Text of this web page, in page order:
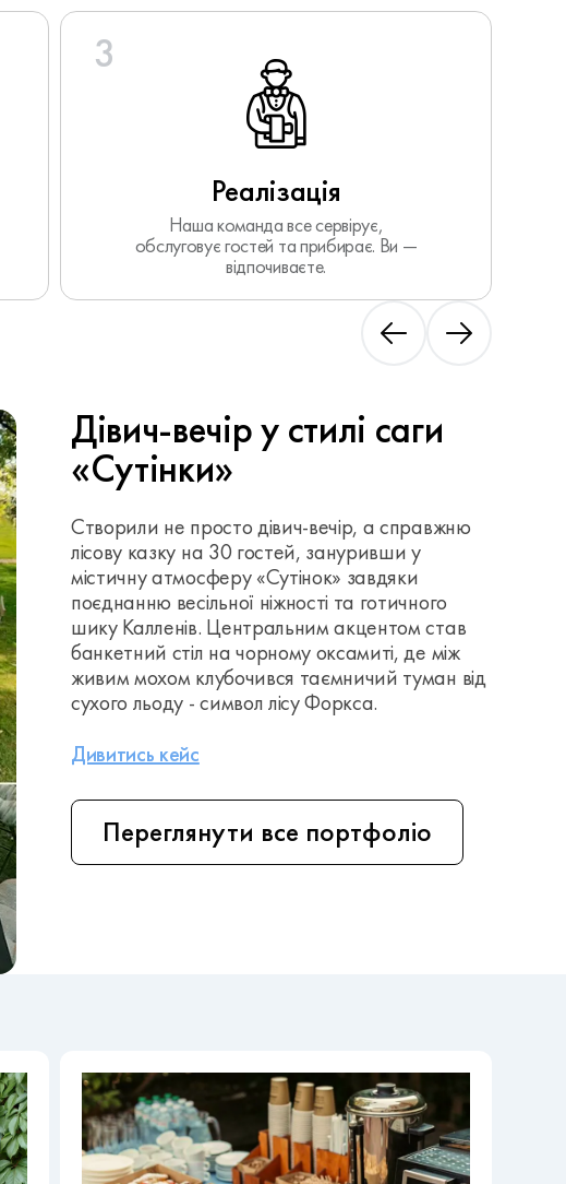
3
Реалізація
Наша команда все сервірує,
обслуговує гостей та прибирає. Ви —
відпочиваєте.
Дівич-вечір у стилі саги
«Сутінки»
Створили не просто дівич-вечір, а справжню
лісову казку на 30 гостей, зануривши у
містичну атмосферу «Сутінок» завдяки
поєднанню весільної ніжності та готичного
шику Калленів. Центральним акцентом став
банкетний стіл на чорному оксамиті, де між
живим мохом клубочився таємничий туман від
сухого льоду - символ лісу Форкса.
Дивитись кейс
Переглянути все портфоліо